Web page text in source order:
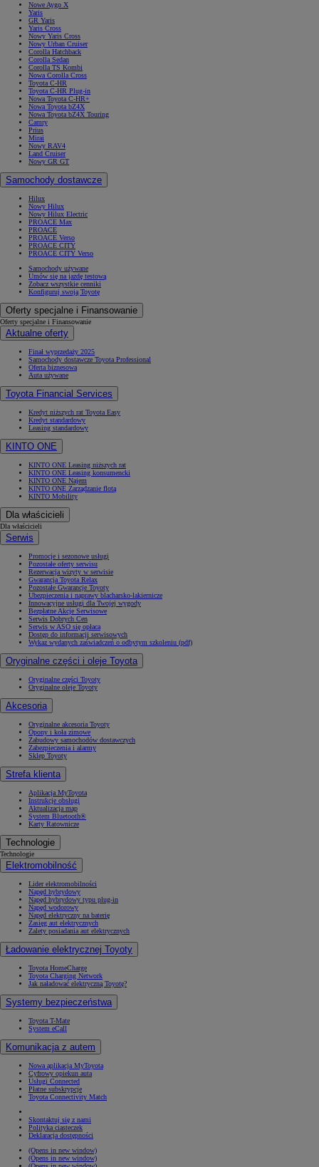
Nowe Aygo X
Yaris
GR Yaris
Yaris Cross
Nowy Yaris Cross
Nowy Urban Cruiser
Corolla Hatchback
Corolla Sedan
Corolla TS Kombi
Nowa Corolla Cross
Toyota C-HR
Toyota C-HR Plug-in
Nowa Toyota C-HR+
Nowa Toyota bZ4X
Nowa Toyota bZ4X Touring
Camry
Prius
Mirai
Nowy RAV4
Land Cruiser
Nowy GR GT
Samochody dostawcze
Hilux
Nowy Hilux
Nowy Hilux Electric
PROACE Max
PROACE
PROACE Verso
PROACE CITY
PROACE CITY Verso
Samochody używane
Umów się na jazdę testową
Zobacz wszystkie cenniki
Konfiguruj swoją Toyotę
Oferty specjalne i Finansowanie
Oferty specjalne i Finansowanie
Aktualne oferty
Finał wyprzedaży 2025
Samochody dostawcze Toyota Professional
Oferta biznesowa
Auta używane
Toyota Financial Services
Kredyt niższych rat Toyota Easy
Kredyt standardowy
Leasing standardowy
KINTO ONE
KINTO ONE Leasing niższych rat
KINTO ONE Leasing konsumencki
KINTO ONE Najem
KINTO ONE Zarządzanie flotą
KINTO Mobility
Dla właścicieli
Dla właścicieli
Serwis
Promocje i sezonowe usługi
Pozostałe oferty serwisu
Rezerwacja wizyty w serwisie
Gwarancja Toyota Relax
Pozostałe Gwarancje Toyoty
Ubezpieczenia i naprawy blacharsko-lakiernicze
Innowacyjne usługi dla Twojej wygody
Bezpłatne Akcje Serwisowe
Serwis Dobrych Cen
Serwis w ASO się opłaca
Dostęp do informacji serwisowych
Wykaz wydanych zaświadczeń o odbytym szkoleniu (pdf)
Oryginalne części i oleje Toyota
Oryginalne części Toyoty
Oryginalne oleje Toyoty
Akcesoria
Oryginalne akcesoria Toyoty
Opony i koła zimowe
Zabudowy samochodów dostawczych
Zabezpieczenia i alarmy
Sklep Toyoty
Strefa klienta
Aplikacja MyToyota
Instrukcje obsługi
Aktualizacja map
System Bluetooth®
Karty Ratownicze
Technologie
Technologie
Elektromobilność
Lider elektromobilności
Napęd hybrydowy
Napęd hybrydowy typu plug-in
Napęd wodorowy
Napęd elektryczny na baterię
Zasięg aut elektrycznych
Zalety posiadania aut elektrycznych
Ładowanie elektrycznej Toyoty
Toyota HomeCharge
Toyota Charging Network
Jak naładować elektryczną Toyotę?
Systemy bezpieczeństwa
Toyota T-Mate
System eCall
Komunikacja z autem
Nowa aplikacja MyToyota
Cyfrowy opiekun auta
Usługi Connected
Płatne subskrypcje
Toyota Connectivity Match
Skontaktuj się z nami
Polityka ciasteczek
Deklaracja dostępności
(Opens in new window)
(Opens in new window)